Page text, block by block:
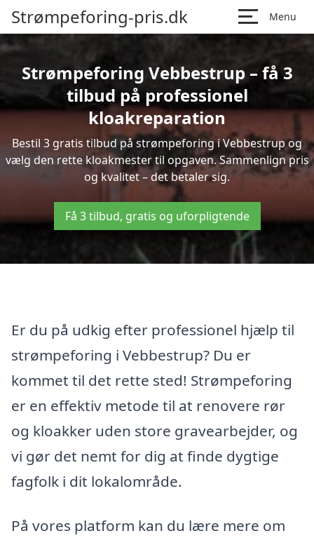
Strømpeforing-pris.dk Menu
Strømpeforing Vebbestrup – få 3
tilbud på professionel
kloakreparation
Bestil 3 gratis tilbud på strømpeforing i Vebbestrup og
vælg den rette kloakmester til opgaven. Sammenlign pris
og kvalitet – det betaler sig.
Få 3 tilbud, gratis og uforpligtende
Er du på udkig efter professionel hjælp til
strømpeforing i Vebbestrup? Du er
kommet til det rette sted! Strømpeforing
er en effektiv metode til at renovere rør
og kloakker uden store gravearbejder, og
vi gør det nemt for dig at finde dygtige
fagfolk i dit lokalområde.
På vores platform kan du lære mere om